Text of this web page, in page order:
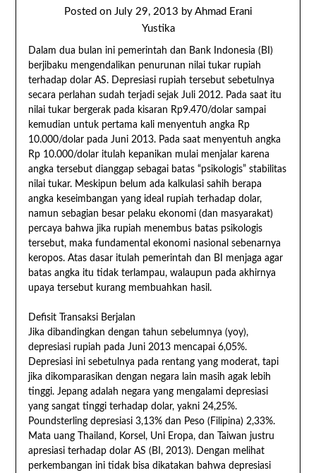
Posted on July 29, 2013 by Ahmad Erani
Yustika
Dalam dua bulan ini pemerintah dan Bank Indonesia (BI)
berjibaku mengendalikan penurunan nilai tukar rupiah
terhadap dolar AS. Depresiasi rupiah tersebut sebetulnya
secara perlahan sudah terjadi sejak Juli 2012. Pada saat itu
nilai tukar bergerak pada kisaran Rp9.470/dolar sampai
kemudian untuk pertama kali menyentuh angka Rp
10.000/dolar pada Juni 2013. Pada saat menyentuh angka
Rp 10.000/dolar itulah kepanikan mulai menjalar karena
angka tersebut dianggap sebagai batas “psikologis” stabilitas
nilai tukar. Meskipun belum ada kalkulasi sahih berapa
angka keseimbangan yang ideal rupiah terhadap dolar,
namun sebagian besar pelaku ekonomi (dan masyarakat)
percaya bahwa jika rupiah menembus batas psikologis
tersebut, maka fundamental ekonomi nasional sebenarnya
keropos. Atas dasar itulah pemerintah dan BI menjaga agar
batas angka itu tidak terlampau, walaupun pada akhirnya
upaya tersebut kurang membuahkan hasil.
Defisit Transaksi Berjalan
Jika dibandingkan dengan tahun sebelumnya (yoy),
depresiasi rupiah pada Juni 2013 mencapai 6,05%.
Depresiasi ini sebetulnya pada rentang yang moderat, tapi
jika dikomparasikan dengan negara lain masih agak lebih
tinggi. Jepang adalah negara yang mengalami depresiasi
yang sangat tinggi terhadap dolar, yakni 24,25%.
Poundsterling depresiasi 3,13% dan Peso (Filipina) 2,33%.
Mata uang Thailand, Korsel, Uni Eropa, dan Taiwan justru
apresiasi terhadap dolar AS (BI, 2013). Dengan melihat
perkembangan ini tidak bisa dikatakan bahwa depresiasi